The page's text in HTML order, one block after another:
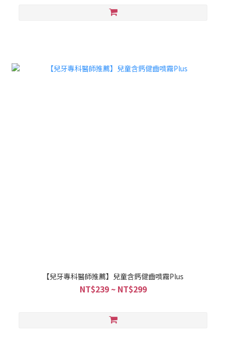
【兒牙專科醫師推薦】兒童含鈣健齒噴霧Plus
NT$239 ~ NT$299